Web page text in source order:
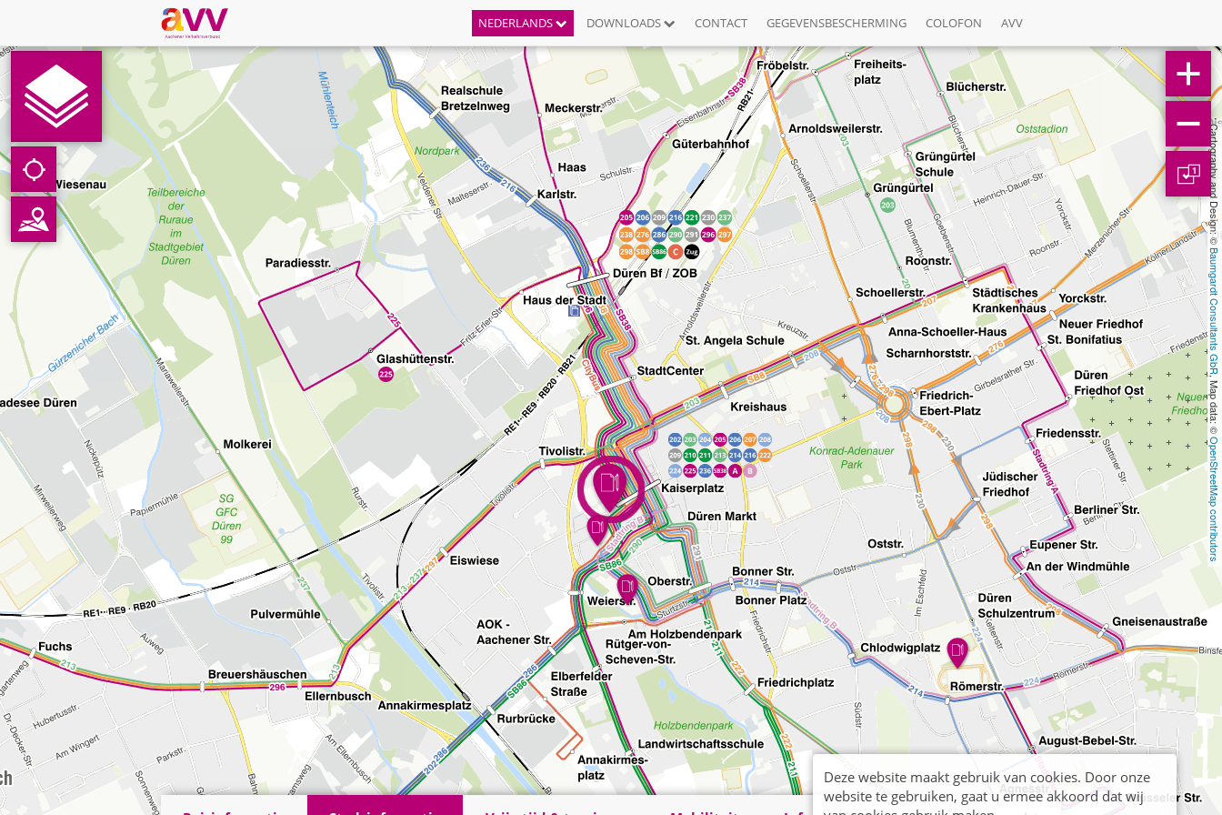
NEDERLANDS DOWNLOADS CONTACT GEGEVENSBESCHERMING COLOFON AVV
Cartography and Design: ©
Baumgardt Consultants GbR
, Map data: ©
OpenStreetMap contributors
1
Deze website maakt gebruik van cookies. Door onze
website te gebruiken, gaat u ermee akkoord dat wij